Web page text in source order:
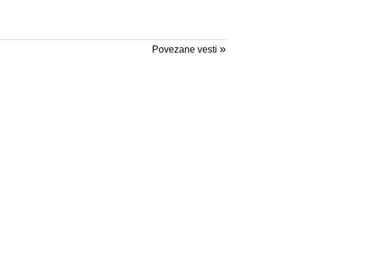
Povezane vesti »